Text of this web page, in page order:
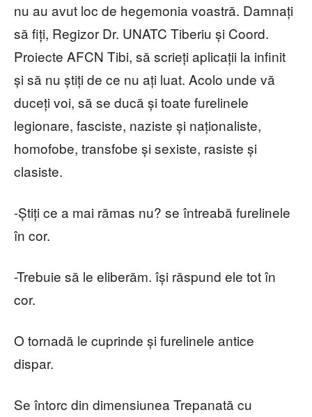
nu au avut loc de hegemonia voastră. Damnați
să fiți, Regizor Dr. UNATC Tiberiu și Coord.
Proiecte AFCN Tibi, să scrieți aplicații la infinit
și să nu știți de ce nu ați luat. Acolo unde vă
duceți voi, să se ducă și toate furelinele
legionare, fasciste, naziste și naționaliste,
homofobe, transfobe și sexiste, rasiste și
clasiste.
-Știți ce a mai rămas nu? se întreabă furelinele
în cor.
-Trebuie să le eliberăm. își răspund ele tot în
cor.
O tornadă le cuprinde și furelinele antice
dispar.
Se întorc din dimensiunea Trepanată cu